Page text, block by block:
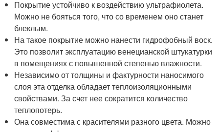
Покрытие устойчиво к воздействию ультрафиолета.
Можно не бояться того, что со временем оно станет
блеклым.
На такое покрытие можно нанести гидрофобный воск.
Это позволит эксплуатацию венецианской штукатурки
в помещениях с повышенной степенью влажности.
Независимо от толщины и фактурности наносимого
слоя эта отделка обладает теплоизоляционными
свойствами. За счет нее сократится количество
теплопотерь.
Она совместима с красителями разного цвета. Можно